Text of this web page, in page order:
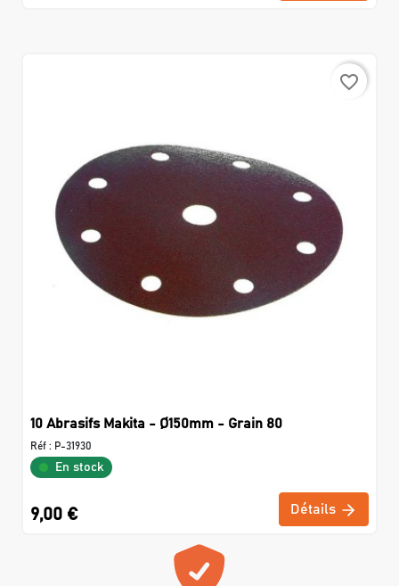
favorite_border
10 Abrasifs Makita - Ø150mm - Grain 80
Réf : P-31930
En stock
9,00 € Détails